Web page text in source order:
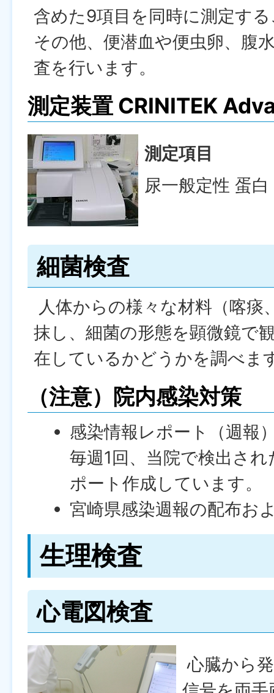
含めた9項目を同時に測定す
その他、便潜血や便虫卵、腹
査を行います。
測定装置 CRINITEK
測定項目
尿一般定性 蛋
細菌検査
人体からの様々な材料（喀痰
抹し、細菌の形態を顕微鏡で
在しているかどうかを調べま
（注意）院内感染対策
感染情報レポート（週報
毎週1回、当院で検出さ
ポート作成しています。
宮崎県感染週報の配布お
生理検査
心電図検査
心臓から